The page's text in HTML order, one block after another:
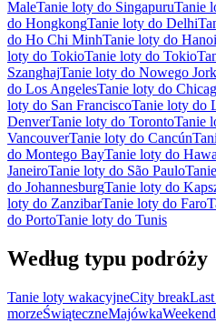
MaleTanie loty do SingapuruTanie
do HongkongTanie loty do Delhi
do Ho Chi MinhTanie loty do Hanoi
loty do TokioTanie loty do Tokio
SzanghajTanie loty do Nowego
do Los AngelesTanie loty do
loty do San FranciscoTanie loty do
DenverTanie loty do TorontoTanie
VancouverTanie loty do Cancún
do Montego BayTanie loty do
JaneiroTanie loty do São Paulo
do JohannesburgTanie loty do
loty do ZanzibarTanie loty do Faro
do PortoTanie loty do Tunis
Według typu podróży
Tanie loty wakacyjneCity break
morzeŚwiąteczneMajówka